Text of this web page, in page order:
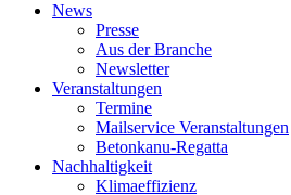
News
Presse
Aus der Branche
Newsletter
Veranstaltungen
Termine
Mailservice Veranstaltungen
Betonkanu-Regatta
Nachhaltigkeit
Klimaeffizienz